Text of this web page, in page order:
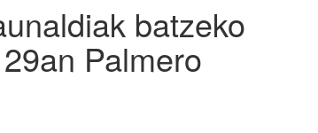
batzeko
Palmero